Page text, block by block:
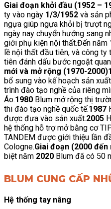
Giai đoạn khởi đầu (1952 –
ty vào ngày 1/3/1952 và sản
ngựa giúp ngựa khỏi bị trượt
ngày nay chuyển hướng sang
giới phụ kiện nội thất.Đến năm
lề nội thất đầu tiên, và công
tiên đánh dấu bước ngoặt
mới và mở rộng (1970-2000)
bổ sung vào kế hoạch sản
trình đào tạo nghề của riêng
Áo.1980 Blum mở rộng thị
thi đào tạo nghề quốc tế.1987
được đưa vào sản xuất.2005
hệ thống hỗ trợ mở bằng cơ
TANDEM được giới thiệu lần
Cologne.Giai đoạn (2000 đến
biệt năm 2020 Blum đã có 50
BLUM CUNG CẤP
Hệ thống tay nâng